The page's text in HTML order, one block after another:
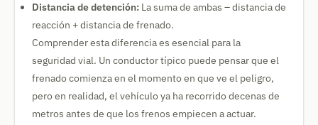
Distancia de detención: La suma de ambas – distancia de
reacción + distancia de frenado.
Comprender esta diferencia es esencial para la
seguridad vial. Un conductor típico puede pensar que el
frenado comienza en el momento en que ve el peligro,
pero en realidad, el vehículo ya ha recorrido decenas de
metros antes de que los frenos empiecen a actuar.